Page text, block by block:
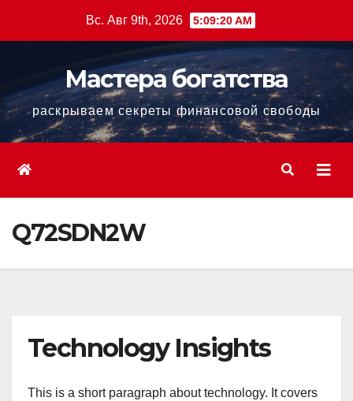
Вс. Авг 9th, 2026 5:09:21 AM
Мастера богатства
раскрываем секреты финансовой свободы
Q72SDN2W
Technology Insights
This is a short paragraph about technology. It covers